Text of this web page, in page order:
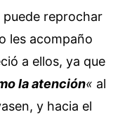
reprochar
les acompaño
a ellos, ya que
la atención« al
y hacia el